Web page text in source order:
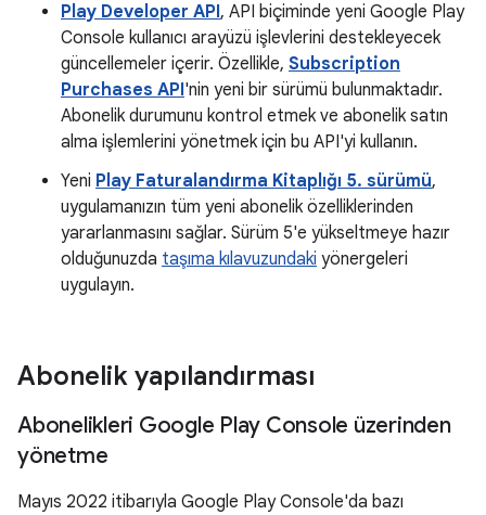
Play Developer API, API biçiminde yeni Google Play
Console kullanıcı arayüzü işlevlerini destekleyecek
güncellemeler içerir. Özellikle, Subscription
Purchases API'nin yeni bir sürümü bulunmaktadır.
Abonelik durumunu kontrol etmek ve abonelik satın
alma işlemlerini yönetmek için bu API'yi kullanın.
Yeni Play Faturalandırma Kitaplığı 5. sürümü,
uygulamanızın tüm yeni abonelik özelliklerinden
yararlanmasını sağlar. Sürüm 5'e yükseltmeye hazır
olduğunuzda taşıma kılavuzundaki yönergeleri
uygulayın.
Abonelik yapılandırması
Abonelikleri Google Play Console üzerinden
yönetme
Mayıs 2022 itibarıyla Google Play Console'da bazı